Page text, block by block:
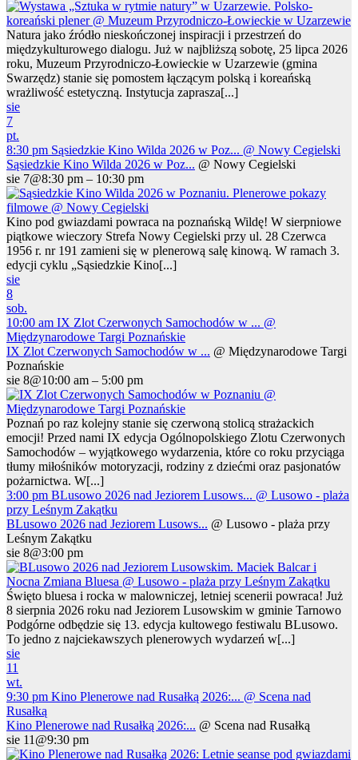
Natura jako źródło nieskończonej inspiracji i przestrzeń do
międzykulturowego dialogu. Już w najbliższą sobotę, 25 lipca 2026
roku, Muzeum Przyrodniczo-Łowieckie w Uzarzewie (gmina
Swarzędz) stanie się pomostem łączącym polską i koreańską
wrażliwość estetyczną. Instytucja zaprasza[...]
sie
7
pt.
8:30 pm Sąsiedzkie Kino Wilda 2026 w Poz... @ Nowy Cegielski
Sąsiedzkie Kino Wilda 2026 w Poz... @ Nowy Cegielski
sie 7@8:30 pm – 10:30 pm
Kino pod gwiazdami powraca na poznańską Wildę! W sierpniowe
piątkowe wieczory Strefa Nowy Cegielski przy ul. 28 Czerwca
1956 r. nr 191 zamieni się w plenerową salę kinową. W ramach 3.
edycji cyklu „Sąsiedzkie Kino[...]
sie
8
sob.
10:00 am IX Zlot Czerwonych Samochodów w ... @
Międzynarodowe Targi Poznańskie
IX Zlot Czerwonych Samochodów w ... @ Międzynarodowe Targi
Poznańskie
sie 8@10:00 am – 5:00 pm
Poznań po raz kolejny stanie się czerwoną stolicą strażackich
emocji! Przed nami IX edycja Ogólnopolskiego Zlotu Czerwonych
Samochodów – wyjątkowego wydarzenia, które co roku przyciąga
tłumy miłośników motoryzacji, rodziny z dziećmi oraz pasjonatów
pożarnictwa. W[...]
3:00 pm BLusowo 2026 nad Jeziorem Lusows... @ Lusowo - plaża
przy Leśnym Zakątku
BLusowo 2026 nad Jeziorem Lusows... @ Lusowo - plaża przy
Leśnym Zakątku
sie 8@3:00 pm
Święto bluesa i rocka w malowniczej, letniej scenerii powraca! Już
8 sierpnia 2026 roku nad Jeziorem Lusowskim w gminie Tarnowo
Podgórne odbędzie się 13. edycja kultowego festiwalu BLusowo.
To jedno z najciekawszych plenerowych wydarzeń w[...]
sie
11
wt.
9:30 pm Kino Plenerowe nad Rusałką 2026:... @ Scena nad
Rusałką
Kino Plenerowe nad Rusałką 2026:... @ Scena nad Rusałką
sie 11@9:30 pm